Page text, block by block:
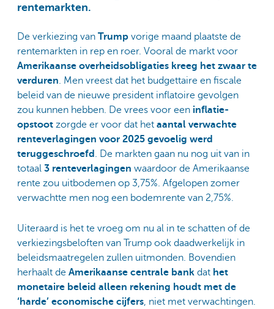
rentemarkten.
De verkiezing van Trump vorige maand plaatste de
rentemarkten in rep en roer. Vooral de markt voor
Amerikaanse overheidsobligaties kreeg het zwaar te
verduren. Men vreest dat het budgettaire en fiscale
beleid van de nieuwe president inflatoire gevolgen
zou kunnen hebben. De vrees voor een inflatie-
opstoot zorgde er voor dat het aantal verwachte
renteverlagingen voor 2025 gevoelig werd
teruggeschroefd . De markten gaan nu nog uit van in
totaal 3 renteverlagingen waardoor de Amerikaanse
rente zou uitbodemen op 3,75%. Afgelopen zomer
verwachtte men nog een bodemrente van 2,75%.
Uiteraard is het te vroeg om nu al in te schatten of de
verkiezingsbeloften van Trump ook daadwerkelijk in
beleidsmaatregelen zullen uitmonden. Bovendien
herhaalt de Amerikaanse centrale bank dat het
monetaire beleid alleen rekening houdt met de
‘harde’ economische cijfers, niet met verwachtingen.